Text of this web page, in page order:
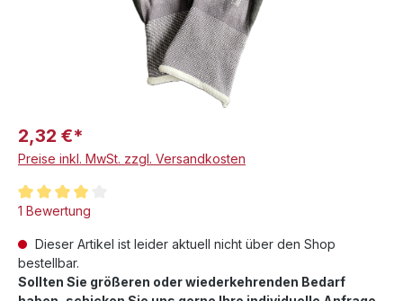
2,32 €*
Preise inkl. MwSt. zzgl. Versandkosten
Durchschnittliche Bewertung von 4 von 5 Sternen
1 Bewertung
Dieser Artikel ist leider aktuell nicht über den Shop
bestellbar.
Sollten Sie größeren oder wiederkehrenden Bedarf